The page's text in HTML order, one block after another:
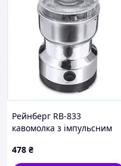
Рейнберг RB-833
кавомолка з імпульсним
478 ₴